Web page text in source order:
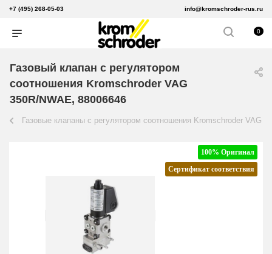
+7 (495) 268-05-03 info@kromschroder-rus.ru
0
Газовый клапан с регулятором
соотношения Kromschroder VAG
350R/NWAE, 88006646
Газовые клапаны с регулятором соотношения Kromschroder VAG
100% Оригинал
Сертификат соответствия